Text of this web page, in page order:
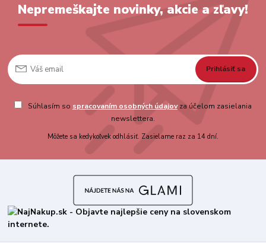
Nepremeškajte novinky, akcie a zľavy!
Prihlásiť sa
Súhlasím so spracovaním osobných údajovza účelom zasielania
newslettera.
Môžete sa kedykoľvek odhlásiť. Zasielame raz za 14 dní.